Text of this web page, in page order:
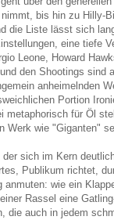
bis hin zu Hilly-
die Liste lässt sich
eine tiefe
Leone, Howard
den Shootings sind
anheimelnden
Portion
metaphorisch für Öl
Werk wie "Giganten"
sich im Kern
Publikum richtet,
anmuten: wie ein
Rassel eine
die auch in jedem